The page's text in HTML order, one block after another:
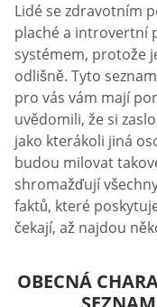
Lidé se zdravotním
plaché a introvertní
systémem, protože
odlišně. Tyto
pro vás vám mají
uvědomili, že si
jako kterákoli jiná
budou milovat
shromažďují
faktů, které
čekají, až najdou
OBECNÁ